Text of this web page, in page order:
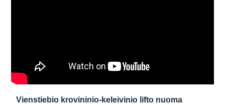
Vienstiebio krovininio-keleivinio lifto nuoma